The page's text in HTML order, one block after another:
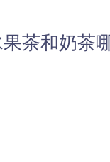
茶和奶茶